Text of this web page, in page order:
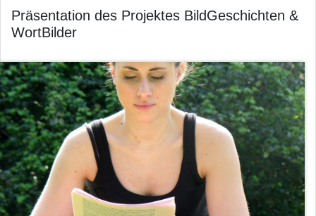
Präsentation des Projektes BildGeschichten &
WortBilder